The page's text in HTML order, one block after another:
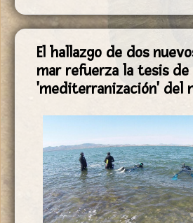
El hallazgo de dos
mar refuerza la tesis de
'mediterranización' del